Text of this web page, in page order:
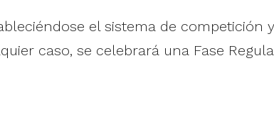
el sistema de competición
caso, se celebrará una Fase